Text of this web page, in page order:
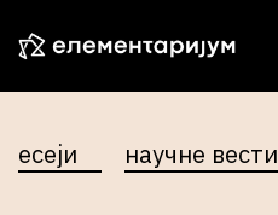
НАУЧНЕ ВЕСТИ
есеји научне вести